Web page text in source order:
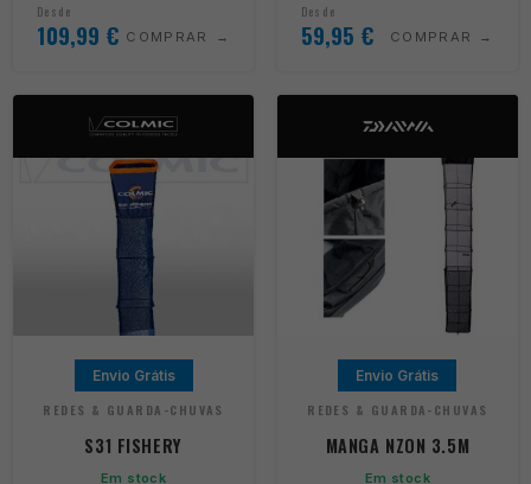
Desde
109,99 € COMPRAR
Desde
59,95 € COMPRAR
Envio Grátis
REDES & GUARDA-CHUVAS
S31 FISHERY
Em stock
Envio Grátis
REDES & GUARDA-CHUVAS
MANGA NZON 3.5M
Em stock